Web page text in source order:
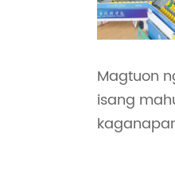
Magtuon
isang